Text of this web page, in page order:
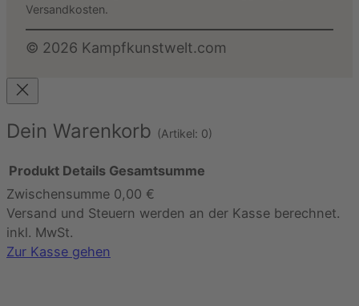
Versandkosten.
© 2026 Kampfkunstwelt.com
Dein Warenkorb (Artikel: 0)
Produkte
im
Warenkorb
Produkt Details Gesamtsumme
Zwischensumme 0,00 €
Versand und Steuern werden an der Kasse berechnet.
inkl. MwSt.
Zur Kasse gehen